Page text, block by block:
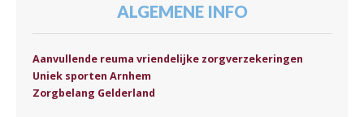
ALGEMENE INFO
Aanvullende reuma vriendelijke zorgverzekeringen
Uniek sporten Arnhem
Zorgbelang Gelderland